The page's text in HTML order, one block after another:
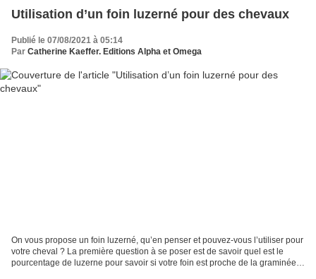
Utilisation d’un foin luzerné pour des chevaux
Publié le 07/08/2021 à 05:14
Par Catherine Kaeffer. Editions Alpha et Omega
On vous propose un foin luzerné, qu’en penser et pouvez-vous l’utiliser pour
votre cheval ? La première question à se poser est de savoir quel est le
pourcentage de luzerne pour savoir si votre foin est proche de la graminée